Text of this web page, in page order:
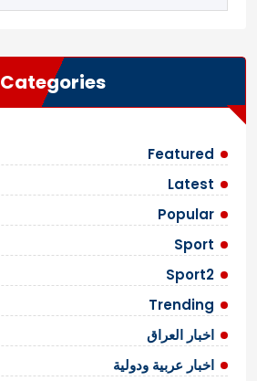
Categories
Featured
Latest
Popular
Sport
Sport2
Trending
اخبار العراق
اخبار عربية ودولية